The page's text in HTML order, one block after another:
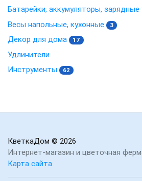
Батарейки, аккумуляторы, зарядные
Весы напольные, кухонные 3
Декор для дома 17
Удлинители
Инструменты
62
КветкаДом © 2026
Интернет-магазин и цветочная
Карта сайта